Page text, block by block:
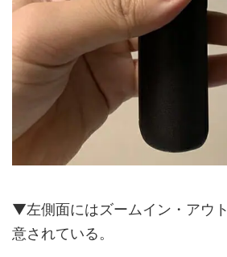
▼左側面にはズームイン・アウ
意されている。